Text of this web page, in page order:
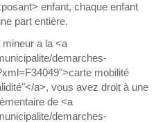
enfant, chaque enfant
part entière.
a la <a
demarches-
mobilité
a>, vous avez droit à une
de <a
demarches-